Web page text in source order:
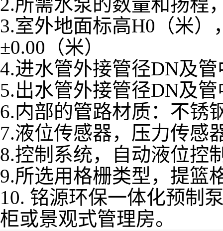
3.室外地面标高H0（米）
±0.00（米）
4.进水管外接管径DN及
5.出水管外接管径DN及
6.内部的管路材质：不锈
7.液位传感器，压力传感
8.控制系统，自动液位控
9.所选用格栅类型，提篮
10. 铭源环保一体化预制
柜或景观式管理房。